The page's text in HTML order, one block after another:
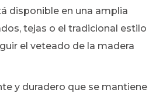
disponible en una amplia
tejas o el tradicional estilo
el veteado de la madera
y duradero que se mantiene